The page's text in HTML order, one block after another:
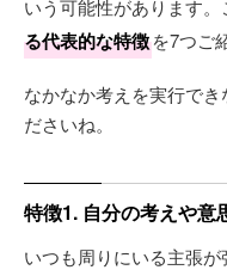
いう可能性があります。
る代表的な特徴を7つご
なかなか考えを実行で
ださいね。
特徴1. 自分の考えや意
いつも周りにいる主張